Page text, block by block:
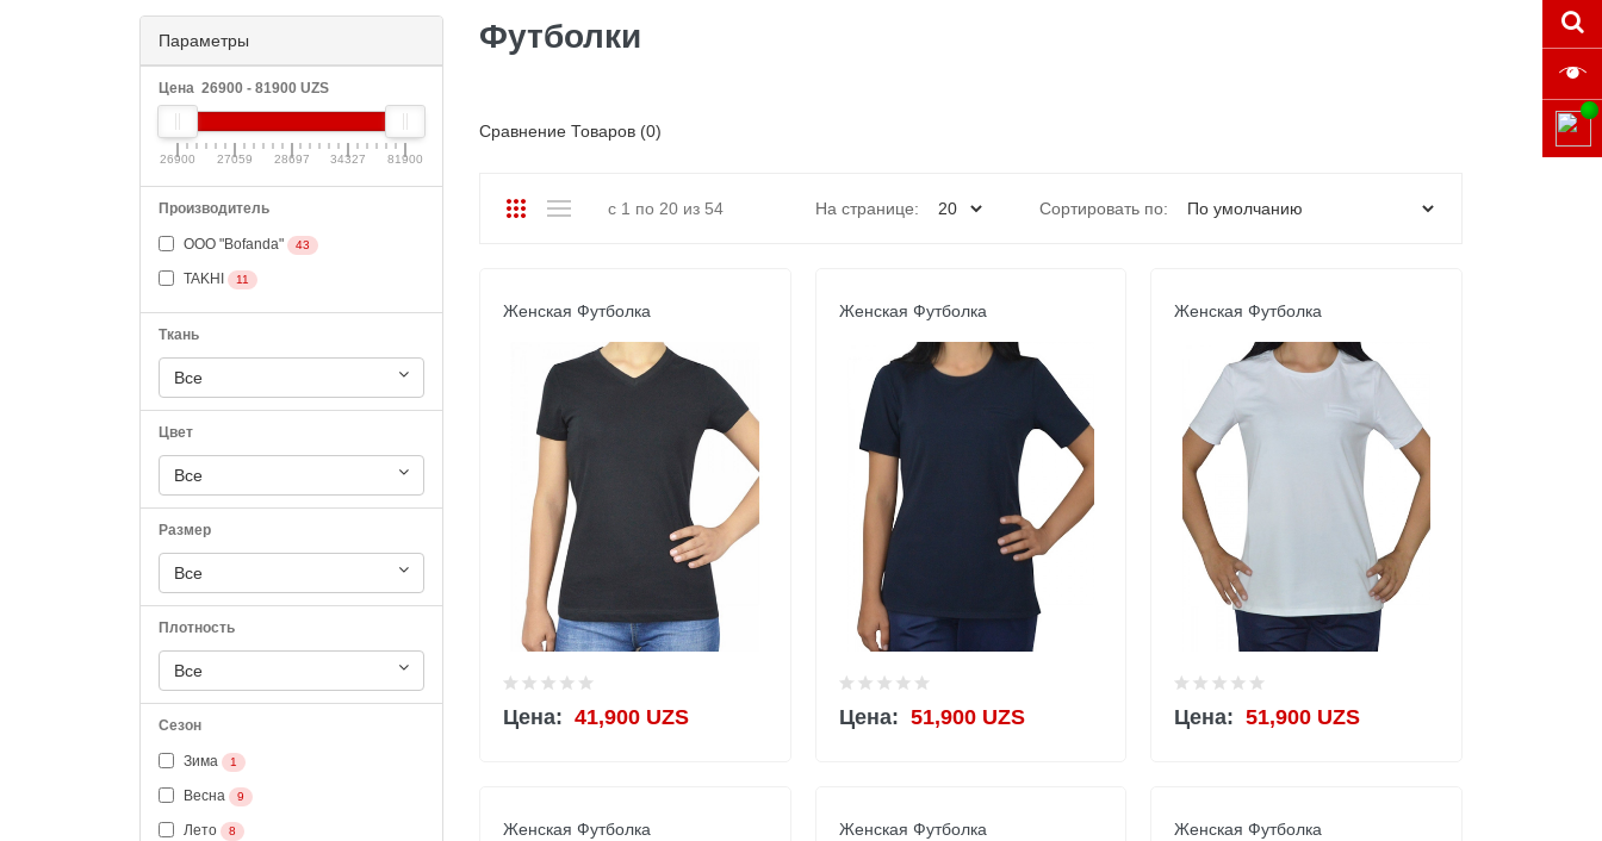
Параметры
Цена 26900 - 81900 UZS
26900 27059 28697 34327 81900
Производитель
OOO "Bofanda" 43
TAKHI 11
Ткань
Все
Цвет
Все
Размер
Все
Плотность
Все
Сезон
Зима 1
Весна 9
Лето 8
Футболки
Сравнение Товаров (0)
с 1 по 20 из 54 Сортировать по:
На странице:
Женская Футболка
Цена: 41,900 UZS
Женская Футболка
Цена: 51,900 UZS
Женская Футболка
Цена: 51,900 UZS
Женская Футболка Женская Футболка Женская Футболка